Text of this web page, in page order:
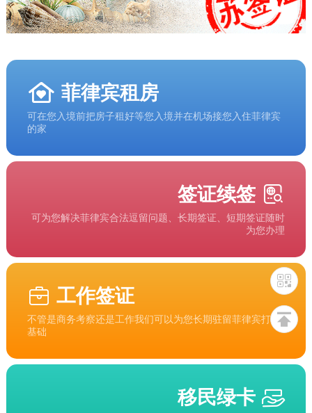
菲律宾租房
可在您入境前把房子租好等您入境并在机场接您入住菲律宾
的家
签证续签
可为您解决菲律宾合法逗留问题、长期签证、短期签证随时
为您办理
工作签证
不管是商务考察还是工作我们可以为您长期驻留菲律宾打下
基础
移民绿卡